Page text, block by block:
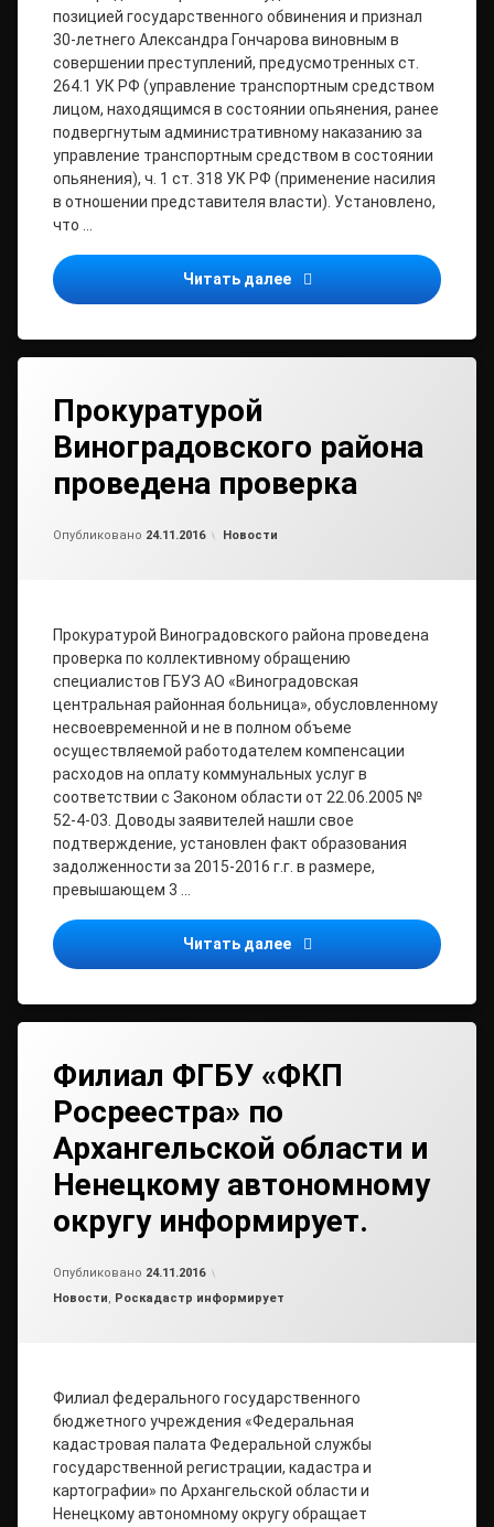
позицией государственного обвинения и признал
30-летнего Александра Гончарова виновным в
совершении преступлений, предусмотренных ст.
264.1 УК РФ (управление транспортным средством
лицом, находящимся в состоянии опьянения, ранее
подвергнутым административному наказанию за
управление транспортным средством в состоянии
опьянения), ч. 1 ст. 318 УК РФ (применение насилия
в отношении представителя власти). Установлено,
что …
Читать далее Виноградовский
Прокуратурой
Виноградовского района
проведена проверка
Опубликовано 24.11.2016 Рубрики:
Новости
Прокуратурой Виноградовского района проведена
проверка по коллективному обращению
специалистов ГБУЗ АО «Виноградовская
центральная районная больница», обусловленному
несвоевременной и не в полном объеме
осуществляемой работодателем компенсации
расходов на оплату коммунальных услуг в
соответствии с Законом области от 22.06.2005 №
52-4-03. Доводы заявителей нашли свое
подтверждение, установлен факт образования
задолженности за 2015-2016 г.г. в размере,
превышающем 3 …
Читать далее Прокуратурой
Филиал ФГБУ «ФКП
Росреестра» по
Архангельской области и
Ненецкому автономному
округу информирует.
Опубликовано 24.11.2016
Рубрики:
Новости, Роскадастр информирует
Филиал федерального государственного
бюджетного учреждения «Федеральная
кадастровая палата Федеральной службы
государственной регистрации, кадастра и
картографии» по Архангельской области и
Ненецкому автономному округу обращает